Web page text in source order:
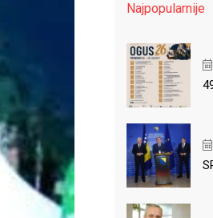
Najpopularnije